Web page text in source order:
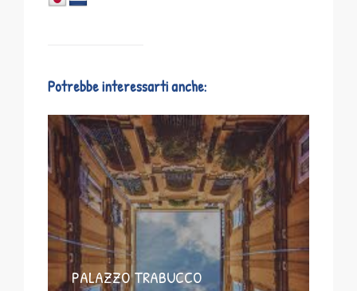
Potrebbe interessarti anche:
PALAZZO TRABUCCO